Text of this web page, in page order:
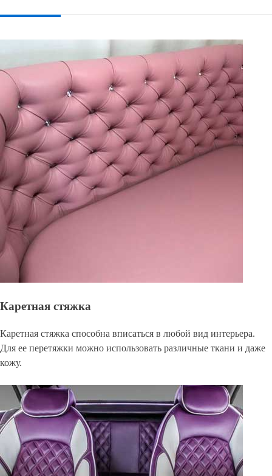
Каретная стяжка
Каретная стяжка способна вписаться в любой вид интерьера.
Для ее перетяжки можно использовать различные ткани и даже
кожу.